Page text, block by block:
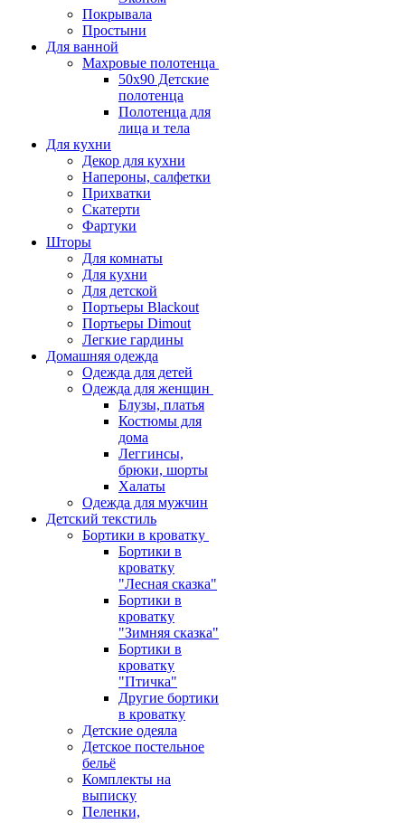
Покрывала
Простыни
Для ванной
Махровые полотенца
50х90 Детские
полотенца
Полотенца для
лица и тела
Для кухни
Декор для кухни
Напероны, салфетки
Прихватки
Скатерти
Фартуки
Шторы
Для комнаты
Для кухни
Для детской
Портьеры Blackout
Портьеры Dimout
Легкие гардины
Домашняя одежда
Одежда для детей
Одежда для женщин
Блузы, платья
Костюмы для
дома
Леггинсы,
брюки, шорты
Халаты
Одежда для мужчин
Детский текстиль
Бортики в кроватку
Бортики в
кроватку
"Лесная сказка"
Бортики в
кроватку
"Зимняя сказка"
Бортики в
кроватку
"Птичка"
Другие бортики
в кроватку
Детские одеяла
Детское постельное
бельё
Комплекты на
выписку
Пеленки,